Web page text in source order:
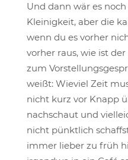
Und dann wär es
Kleinigkeit, aber die
wenn du es vorher
vorher raus, wie ist
zum
weißt: Wieviel Zeit
nicht kurz vor Knapp
nachschaut und
nicht pünktlich
immer lieber zu früh